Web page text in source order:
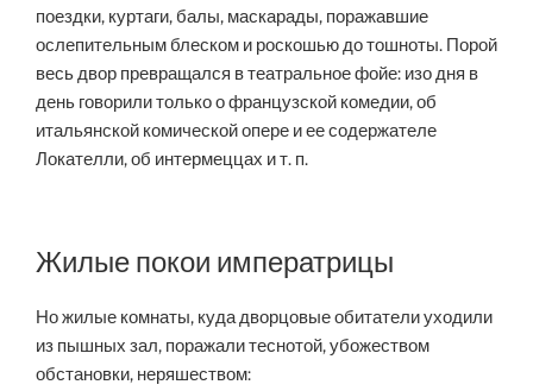
поездки, куртаги, балы, маскарады, поражавшие
ослепительным блеском и роскошью до тошноты. Порой
весь двор превращался в театральное фойе: изо дня в
день говорили только о французской комедии, об
итальянской комической опере и ее содержателе
Локателли, об интермеццах и т. п.
Жилые покои императрицы
Но жилые комнаты, куда дворцовые обитатели уходили
из пышных зал, поражали теснотой, убожеством
обстановки, неряшеством: